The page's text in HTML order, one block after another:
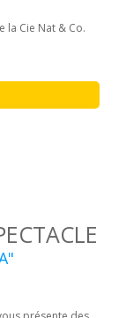
la Cie Nat & Co.